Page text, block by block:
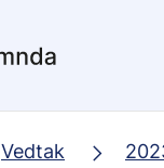
Vedtak